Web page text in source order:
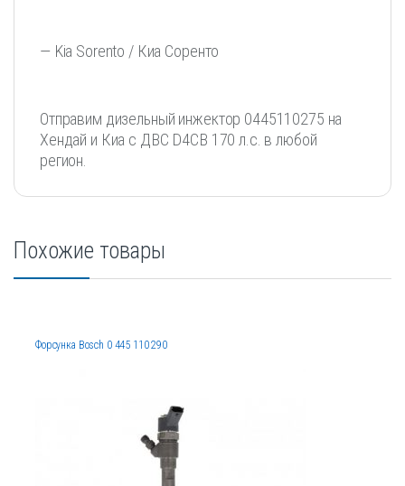
— Kia Sorento / Киа Соренто
Отправим дизельный инжектор 0445110275 на
Хендай и Киа с ДВС D4CB 170 л.с. в любой
регион.
Похожие товары
Форсунка Bosch 0 445 110 290